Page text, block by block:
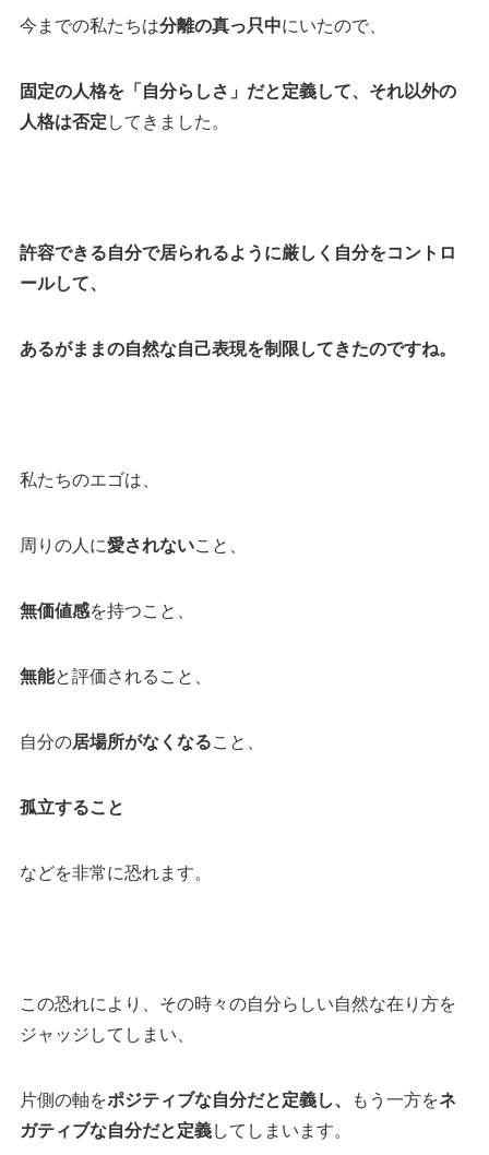
今までの私たちは分離の真っ只中にいたので、
固定の人格を「自分らしさ」だと定義して、それ以外の
人格は否定 してきました。
許容できる自分で居られるように厳しく自分をコントロ
ールして、
あるがままの自然な自己表現を制限してきたのですね。
私たちのエゴは、
周りの人に愛されないこと、
無価値感を持つこと、
無能と評価されること、
自分の居場所がなくなること、
孤立すること
などを非常に恐れます。
この恐れにより、その時々の自分らしい自然な在り方を
ジャッジしてしまい、
片側の軸をポジティブな自分だと定義し、 もう一方をネ
ガティブな自分だと定義してしまいます。